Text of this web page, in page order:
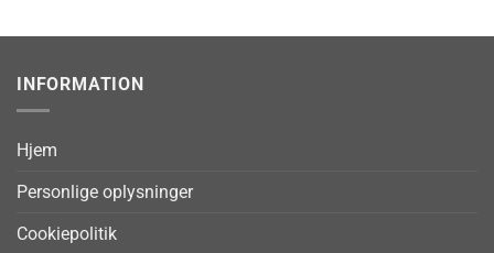
INFORMATION
Hjem
Personlige oplysninger
Cookiepolitik